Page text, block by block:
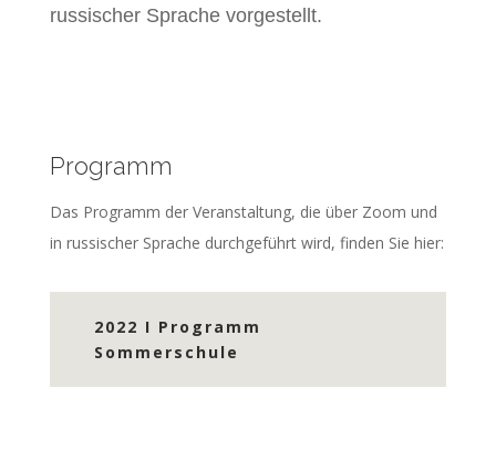
russischer Sprache vorgestellt.
Programm
Das Programm der Veranstaltung, die über Zoom und
in russischer Sprache durchgeführt wird, finden Sie hier:
2022 I Programm
Sommerschule